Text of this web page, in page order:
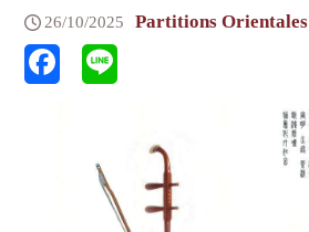
26/10/2025 Partitions Orientales